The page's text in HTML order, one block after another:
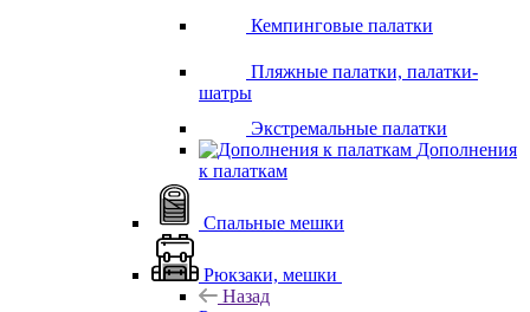
Кемпинговые палатки
Пляжные палатки, палатки-
шатры
Экстремальные палатки
Дополнения
к палаткам
Спальные мешки
Рюкзаки, мешки
Назад